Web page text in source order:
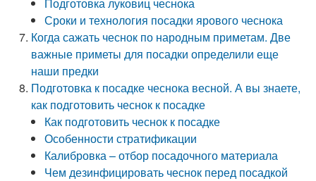
Сроки и технология посадки ярового чеснока
Когда сажать чеснок по народным приметам. Две
важные приметы для посадки определили еще
наши предки
Подготовка к посадке чеснока весной. А вы знаете,
как подготовить чеснок к посадке
Как подготовить чеснок к посадке
Особенности стратификации
Калибровка – отбор посадочного материала
Чем дезинфицировать чеснок перед посадкой